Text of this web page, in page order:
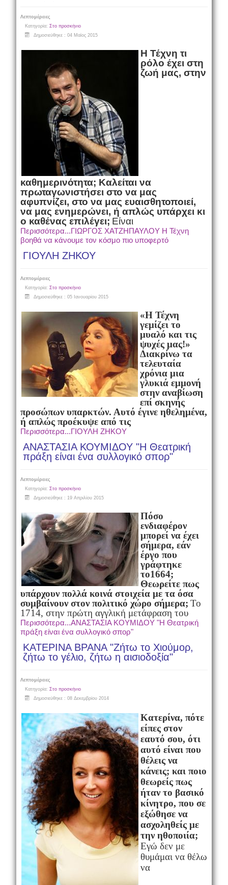
Λεπτομέρειες
Κατηγορία: Στο προσκήνιο
Δημοσιεύθηκε : 04 Μαϊος 2015
Η Τέχνη τι
ρόλο έχει στη
ζωή μας, στην
καθημερινότητα; Καλείται να
πρωταγωνιστήσει στο να μας
αφυπνίζει, στο να μας ευαισθητοποιεί,
να μας ενημερώνει, ή απλώς υπάρχει κι
ο καθένας επιλέγει; Είναι
Περισσότερα...ΓΙΩΡΓΟΣ ΧΑΤΖΗΠΑΥΛΟΥ Η Τέχνη
βοηθά να κάνουμε τον κόσμο πιο υποφερτό
ΓΙΟΥΛΗ ΖΗΚΟΥ
Λεπτομέρειες
Κατηγορία: Στο προσκήνιο
Δημοσιεύθηκε : 05 Ιανουαρίου 2015
«Η Τέχνη
γεμίζει το
μυαλό και τις
ψυχές μας!»
Διακρίνω τα
τελευταία
χρόνια μια
γλυκιά εμμονή
στην αναβίωση
επί σκηνής
προσώπων υπαρκτών. Αυτό έγινε ηθελημένα,
ή απλώς προέκυψε από τις
Περισσότερα...ΓΙΟΥΛΗ ΖΗΚΟΥ
ΑΝΑΣΤΑΣΙΑ ΚΟΥΜΙΔΟΥ "Η Θεατρική
πράξη είναι ένα συλλογικό σπορ"
Λεπτομέρειες
Κατηγορία: Στο προσκήνιο
Δημοσιεύθηκε : 19 Απριλίου 2015
Πόσο
ενδιαφέρον
μπορεί να έχει
σήμερα, εάν
έργο που
γράφτηκε
το1664;
Θεωρείτε πως
υπάρχουν πολλά κοινά στοιχεία με τα όσα
συμβαίνουν στον πολιτικό χώρο σήμερα; Το
1714, στην πρώτη αγγλική μετάφραση του
Περισσότερα...ΑΝΑΣΤΑΣΙΑ ΚΟΥΜΙΔΟΥ "Η Θεατρική
πράξη είναι ένα συλλογικό σπορ"
ΚΑΤΕΡΙΝΑ ΒΡΑΝΑ "Ζήτω το Χιούμορ,
ζήτω το γέλιο, ζήτω η αισιοδοξία"
Λεπτομέρειες
Κατηγορία: Στο προσκήνιο
Δημοσιεύθηκε : 08 Δεκεμβρίου 2014
Κατερίνα, πότε
είπες στον
εαυτό σου, ότι
αυτό είναι που
θέλεις να
κάνεις; και ποιο
θεωρείς πως
ήταν το βασικό
κίνητρο, που σε
εξώθησε να
ασχοληθείς με
την ηθοποιία;
Εγώ δεν με
θυμάμαι να θέλω
να